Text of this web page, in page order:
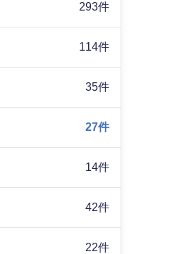
293件
114件
35件
27件
14件
42件
22件